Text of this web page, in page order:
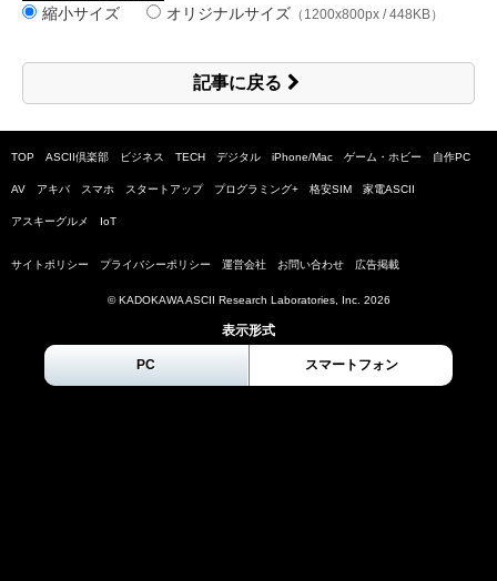
縮小サイズ オリジナルサイズ （1200x800px / 448KB）
記事に戻る
TOP ASCII倶楽部 ビジネス TECH デジタル iPhone/Mac ゲーム・ホビー 自作PC
AV アキバ スマホ スタートアップ プログラミング+ 格安SIM 家電ASCII
アスキーグルメ IoT
サイトポリシー プライバシーポリシー 運営会社 お問い合わせ 広告掲載
© KADOKAWA ASCII Research Laboratories, Inc. 2026
表示形式
PC スマートフォン